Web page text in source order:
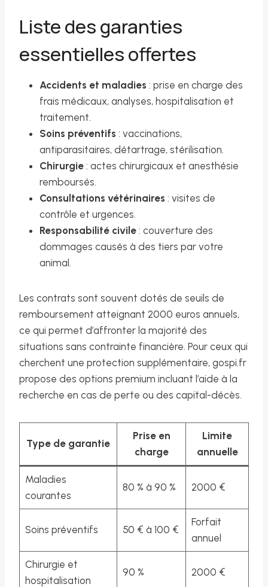
Liste des garanties
essentielles offertes
Accidents et maladies : prise en charge des
frais médicaux, analyses, hospitalisation et
traitement.
Soins préventifs : vaccinations,
antiparasitaires, détartrage, stérilisation.
Chirurgie : actes chirurgicaux et anesthésie
remboursés.
Consultations vétérinaires : visites de
contrôle et urgences.
Responsabilité civile : couverture des
dommages causés à des tiers par votre
animal.
Les contrats sont souvent dotés de seuils de
remboursement atteignant 2000 euros annuels,
ce qui permet d’affronter la majorité des
situations sans contrainte financière. Pour ceux qui
cherchent une protection supplémentaire, gospi.fr
propose des options premium incluant l’aide à la
recherche en cas de perte ou des capital-décès.
Type de garantie
Prise en
charge
Limite
annuelle
Maladies
courantes
80 % à 90 % 2000 €
Soins préventifs 50 € à 100 €
Forfait
annuel
Chirurgie et
hospitalisation
90 % 2000 €